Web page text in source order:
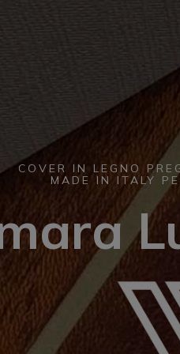
COVER IN LEGNO
MADE IN ITALY